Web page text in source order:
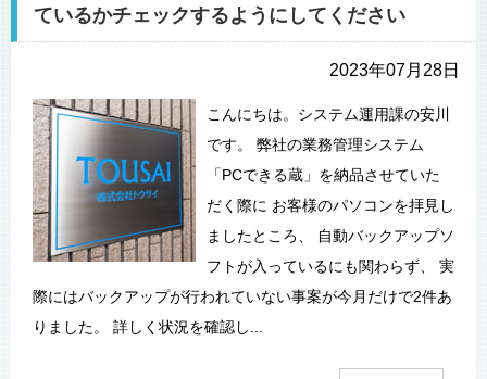
ているかチェックするようにしてください
2023年07月28日
こんにちは。システム運用課の安川
です。 弊社の業務管理システム
「PCできる蔵」を納品させていた
だく際に お客様のパソコンを拝見し
ましたところ、 自動バックアップソ
フトが入っているにも関わらず、 実
際にはバックアップが行われていない事案が今月だけで2件あ
りました。 詳しく状況を確認し...